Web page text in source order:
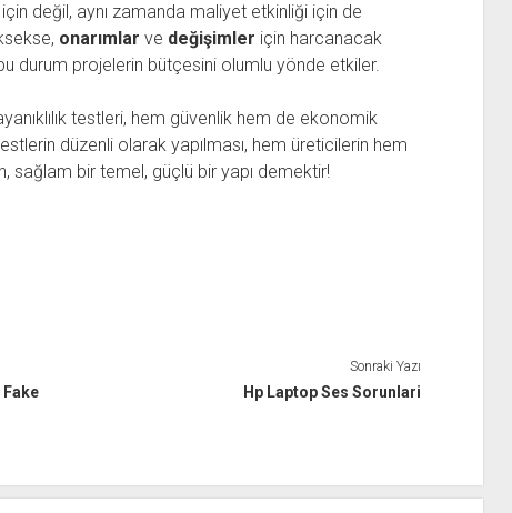
değil, aynı zamanda maliyet etkinliği için de
onarımlar ve değişimler için harcanacak
durum projelerin bütçesini olumlu yönde etkiler.
testleri, hem güvenlik hem de ekonomik
düzenli olarak yapılması, hem üreticilerin hem
sağlam bir temel, güçlü bir yapı demektir!
Sonraki Yazı
Hp Laptop Ses Sorunlari